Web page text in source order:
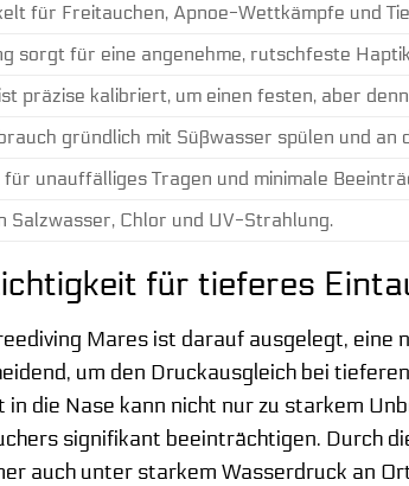
für Freitauchen, Apnoe-Wettkämpfe und
sorgt für eine angenehme, rutschfeste
präzise kalibriert, um einen festen, aber
gründlich mit Süßwasser spülen und
unauffälliges Tragen und minimale
Salzwasser, Chlor und UV-Strahlung.
für tieferes
Mares ist darauf ausgelegt, eine
um den Druckausgleich bei
die Nase kann nicht nur zu starkem
signifikant beeinträchtigen. Durch
auch unter starkem Wasserdruck an